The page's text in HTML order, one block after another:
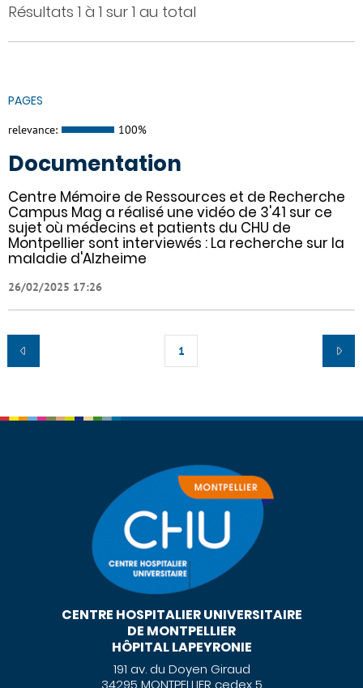
Résultats 1 à 1 sur 1 au total
PAGES
relevance: 100%
Documentation
Centre Mémoire de Ressources et de Recherche
Campus Mag a réalisé une vidéo de 3'41 sur ce
sujet où médecins et patients du CHU de
Montpellier sont interviewés : La recherche sur la
maladie d'Alzheime
26/02/2025 17:26
1
CENTRE HOSPITALIER UNIVERSITAIRE
DE MONTPELLIER
HÔPITAL LAPEYRONIE
191 av. du Doyen Giraud
34295 MONTPELLIER cedex 5